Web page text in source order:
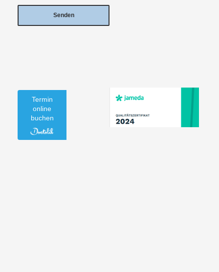
Termin
online
buchen